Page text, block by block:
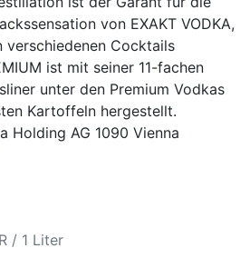
von EXAKT VODKA,
verschiedenen Cocktails
ist mit seiner 11-fachen
unter den Premium Vodkas
Kartoffeln hergestellt.
Holding AG 1090 Vienna
/ 1 Liter